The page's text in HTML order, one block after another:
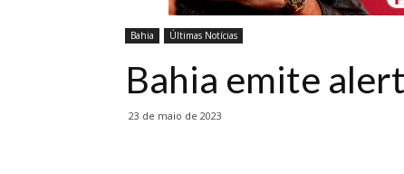
Bahia Últimas Notícias
Bahia emite
23 de maio de 2023